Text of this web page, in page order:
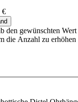
€
den gewünschten Wert
die Anzahl zu erhöhen